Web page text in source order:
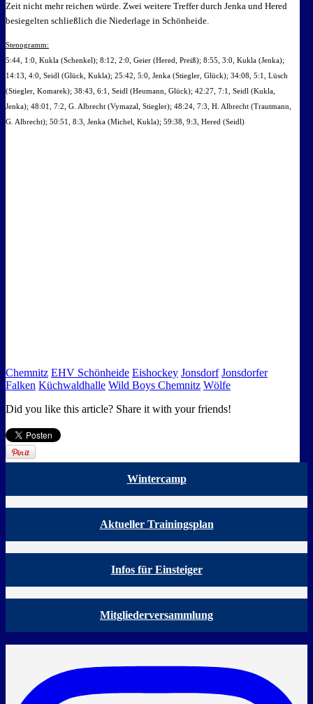
Zeit nicht mehr reichen würde. Zwei weitere Treffer durch Jenka und Hered
besiegelten schließlich die Niederlage in Schönheide.
Stenogramm:
5:44, 1:0, Kukla (Schenkel); 8:12, 2:0, Geier (Hered, Preiß); 8:55, 3:0, Kukla (Jenka);
14:13, 4:0, Seidl (Glück, Kukla); 25:42, 5:0, Jenka (Stiegler, Glück); 34:08, 5:1, Lüsch
(Stiegler, Komarek); 38:43, 6:1, Seidl (Heumann, Glück); 42:27, 7:1, Seidl (Kukla,
Jenka); 48:01, 7:2, G. Albrecht (Vymazal, Stiegler); 48:24, 7:3, H. Albrecht (Trautmann,
G. Albrecht); 50:51, 8:3, Jenka (Michel, Kukla); 59:38, 9:3, Hered (Seidl)
Chemnitz EHV Schönheide Eishockey Jonsdorf Jonsdorfer
Falken Küchwaldhalle Wild Boys Chemnitz Wölfe
Did you like this article? Share it with your friends!
Wintercamp
Aktueller Trainingsplan
Infos für Einsteiger
Mitgliederversammlung